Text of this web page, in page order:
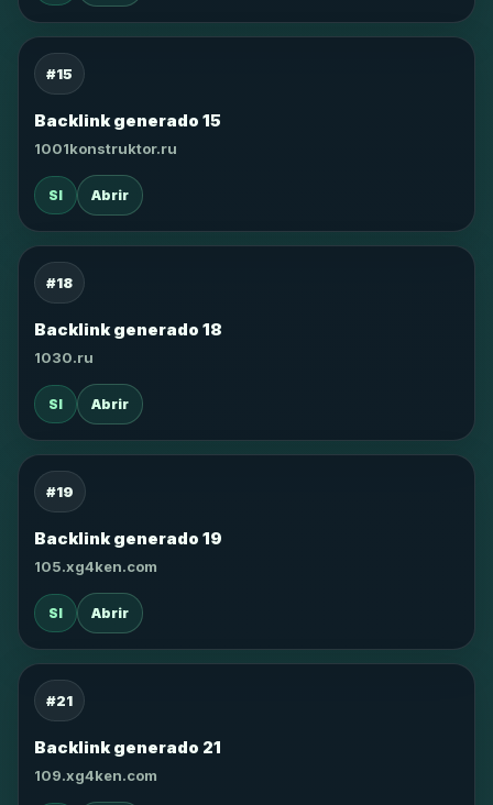
#15
Backlink generado 15
1001konstruktor.ru
SI Abrir
#18
Backlink generado 18
1030.ru
SI Abrir
#19
Backlink generado 19
105.xg4ken.com
SI Abrir
#21
Backlink generado 21
109.xg4ken.com